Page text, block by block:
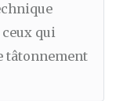
qui
tâtonnement